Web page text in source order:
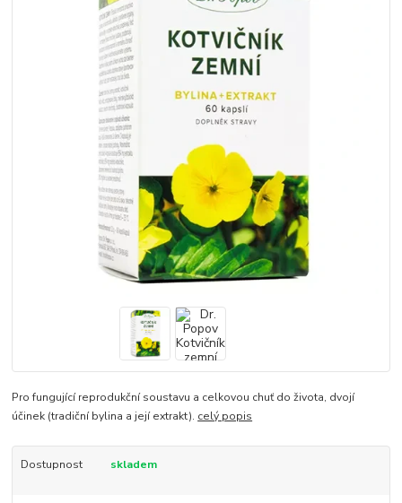
Pro fungující reprodukční soustavu a celkovou chuť do života, dvojí
účinek (tradiční bylina a její extrakt). celý popis
Dostupnost skladem